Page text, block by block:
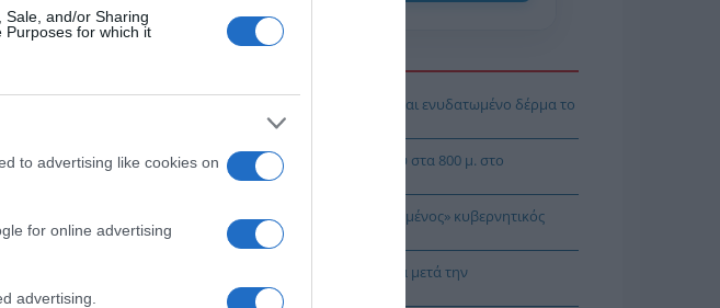
Sale, and/or Sharing
Purposes for which it
to advertising like cookies on
for online advertising
advertising.
Πώς θα αποκτήσεις λαμπερό και ενυδατωμένο δέρμα το
καλοκαίρι
Ασημένιο μετάλλιο η Ρούσσου στα 800 μ. στο
Παγκόσμιο Κ20
Ν. Γρηγοράκου: Ένας «πολιτισμένος» κυβερνητικός
διάλογος
Σπ. Τσιτσίγκος: Η τρομοκρατία μετά την
«απομυθοποίησή» της